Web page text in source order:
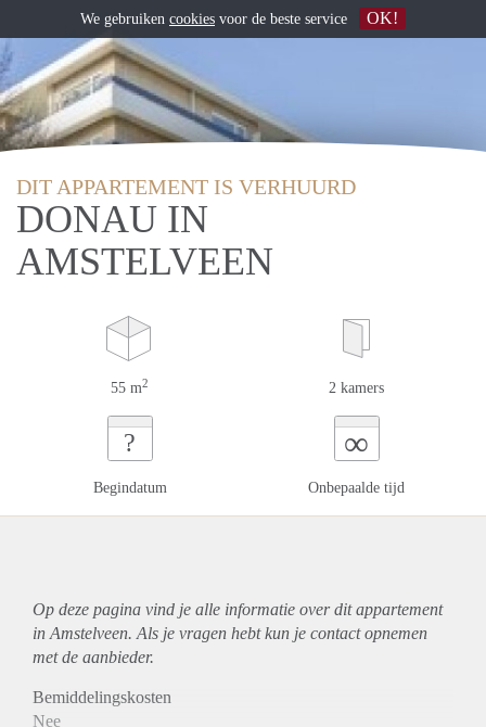
DIT APPARTEMENT IS VERHUURD
DONAU IN
AMSTELVEEN
55 m2 2 kamers
?
Begindatum
∞
Onbepaalde tijd
Op deze pagina vind je alle informatie over ditappartement
in Amstelveen. Als je vragen hebt kun je contact opnemen
met de aanbieder.
Bemiddelingskosten
Nee
We gebruiken cookies voor de beste service OK!